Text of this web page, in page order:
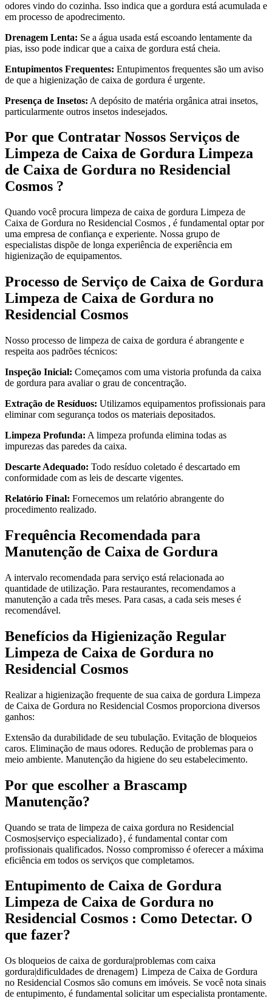
odores vindo do cozinha. Isso indica que a gordura está acumulada e
em processo de apodrecimento.
Drenagem Lenta: Se a água usada está escoando lentamente da
pias, isso pode indicar que a caixa de gordura está cheia.
Entupimentos Frequentes: Entupimentos frequentes são um aviso
de que a higienização de caixa de gordura é urgente.
Presença de Insetos: A depósito de matéria orgânica atrai insetos,
particularmente outros insetos indesejados.
Por que Contratar Nossos Serviços de
Limpeza de Caixa de Gordura Limpeza
de Caixa de Gordura no Residencial
Cosmos ?
Quando você procura limpeza de caixa de gordura Limpeza de
Caixa de Gordura no Residencial Cosmos , é fundamental optar por
uma empresa de confiança e experiente. Nossa grupo de
especialistas dispõe de longa experiência de experiência em
higienização de equipamentos.
Processo de Serviço de Caixa de Gordura
Limpeza de Caixa de Gordura no
Residencial Cosmos
Nosso processo de limpeza de caixa de gordura é abrangente e
respeita aos padrões técnicos:
Inspeção Inicial: Começamos com uma vistoria profunda da caixa
de gordura para avaliar o grau de concentração.
Extração de Resíduos: Utilizamos equipamentos profissionais para
eliminar com segurança todos os materiais depositados.
Limpeza Profunda: A limpeza profunda elimina todas as
impurezas das paredes da caixa.
Descarte Adequado: Todo resíduo coletado é descartado em
conformidade com as leis de descarte vigentes.
Relatório Final: Fornecemos um relatório abrangente do
procedimento realizado.
Frequência Recomendada para
Manutenção de Caixa de Gordura
A intervalo recomendada para serviço está relacionada ao
quantidade de utilização. Para restaurantes, recomendamos a
manutenção a cada três meses. Para casas, a cada seis meses é
recomendável.
Benefícios da Higienização Regular
Limpeza de Caixa de Gordura no
Residencial Cosmos
Realizar a higienização frequente de sua caixa de gordura Limpeza
de Caixa de Gordura no Residencial Cosmos proporciona diversos
ganhos:
Extensão da durabilidade de seu tubulação. Evitação de bloqueios
caros. Eliminação de maus odores. Redução de problemas para o
meio ambiente. Manutenção da higiene do seu estabelecimento.
Por que escolher a Brascamp
Manutenção?
Quando se trata de limpeza de caixa gordura no Residencial
Cosmos|serviço especializado}, é fundamental contar com
profissionais qualificados. Nosso compromisso é oferecer a máxima
eficiência em todos os serviços que completamos.
Entupimento de Caixa de Gordura
Limpeza de Caixa de Gordura no
Residencial Cosmos : Como Detectar. O
que fazer?
Os bloqueios de caixa de gordura|problemas com caixa
gordura|dificuldades de drenagem} Limpeza de Caixa de Gordura
no Residencial Cosmos são comuns em imóveis. Se você nota sinais
de entupimento, é fundamental solicitar um especialista prontamente.